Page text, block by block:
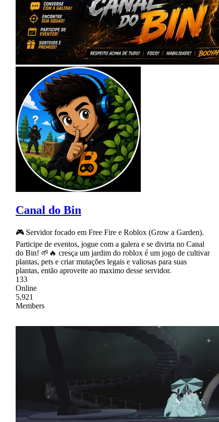
Canal do Bin
🎮 Servidor focado em Free Fire e Roblox (Grow a Garden).
Participe de eventos, jogue com a galera e se divirta no Canal
do Bin! 🌱🔥 cresça um jardim do roblox é um jogo de cultivar
plantas, pets e criar mutações legais e valiosas para suas
plantas, então aproveite ao maximo desse servidor.
133
Online
5,921
Members